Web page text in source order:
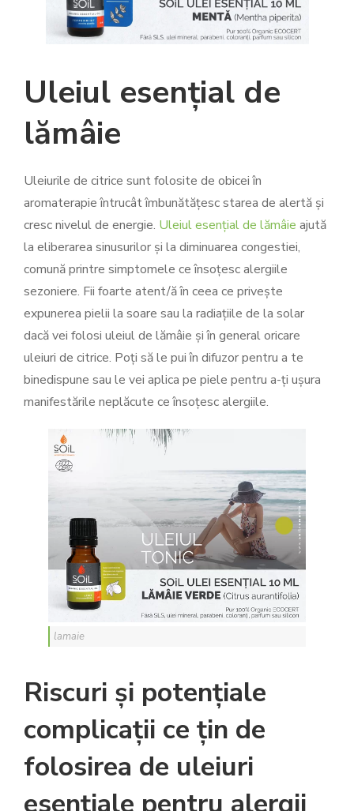
Uleiul esențial de
lămâie
Uleiurile de citrice sunt folosite de obicei în
aromaterapie întrucât îmbunătățesc starea de alertă și
cresc nivelul de energie. Uleiul esențial de lămâie ajută
la eliberarea sinusurilor și la diminuarea congestiei,
comună printre simptomele ce însoțesc alergiile
sezoniere. Fii foarte atent/ă în ceea ce privește
expunerea pielii la soare sau la radiațiile de la solar
dacă vei folosi uleiul de lămâie și în general oricare
uleiuri de citrice. Poți să le pui în difuzor pentru a te
binedispune sau le vei aplica pe piele pentru a-ți ușura
manifestările neplăcute ce însoțesc alergiile.
lamaie
Riscuri și potențiale
complicații ce țin de
folosirea de uleiuri